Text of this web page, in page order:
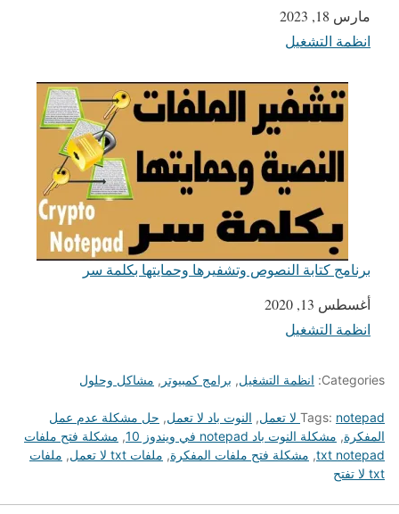
التاريخ
مارس 18, 2023
في ما يتعلق بما يأتي
انظمة التشغيل
برنامج كتابة النصوص وتشفيرها وحمايتها بكلمة سر
التاريخ
أغسطس 13, 2020
في ما يتعلق بما يأتي
انظمة التشغيل
Categories: انظمة التشغيل, برامج كمبيوتر , مشاكل وحلول
Tags: notepad لا تعمل , النوت باد لا تعمل, حل مشكلة عدم عمل
المفكرة, مشكلة النوت باد notepad في ويندوز 10 , مشكلة فتح ملفات
txt notepad
, مشكلة فتح ملفات المفكرة, ملفات txt لا تعمل , ملفات
txt لا تفتح